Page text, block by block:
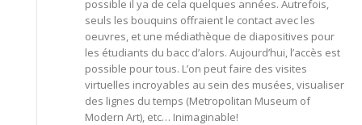
possible il ya de cela quelques années. Autrefois,
seuls les bouquins offraient le contact avec les
oeuvres, et une médiathèque de diapositives pour
les étudiants du bacc d’alors. Aujourd’hui, l’accès est
possible pour tous. L’on peut faire des visites
virtuelles incroyables au sein des musées, visualiser
des lignes du temps (Metropolitan Museum of
Modern Art), etc… Inimaginable!